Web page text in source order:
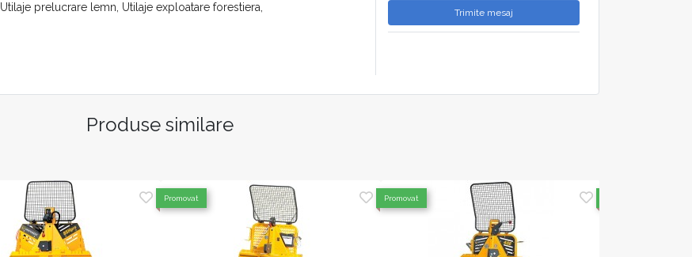
Utilaje prelucrare lemn, Utilaje exploatare forestiera, Trimite mesaj
Produse similare
Promovat Promovat